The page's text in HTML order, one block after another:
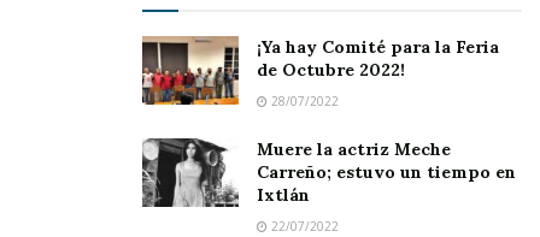
¡Ya hay Comité para la Feria
de Octubre 2022!
28/07/2022
Muere la actriz Meche
Carreño; estuvo un tiempo en
Ixtlán
22/07/2022